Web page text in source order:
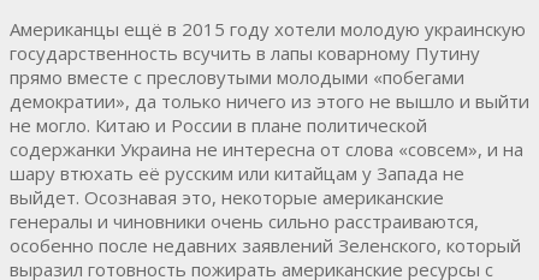
Американцы ещё в 2015 году хотели молодую украинскую
государственность всучить в лапы коварному Путину
прямо вместе с пресловутыми молодыми «побегами
демократии», да только ничего из этого не вышло и выйти
не могло. Китаю и России в плане политической
содержанки Украина не интересна от слова «совсем», и на
шару втюхать её русским или китайцам у Запада не
выйдет. Осознавая это, некоторые американские
генералы и чиновники очень сильно расстраиваются,
особенно после недавних заявлений Зеленского, который
выразил готовность пожирать американские ресурсы с